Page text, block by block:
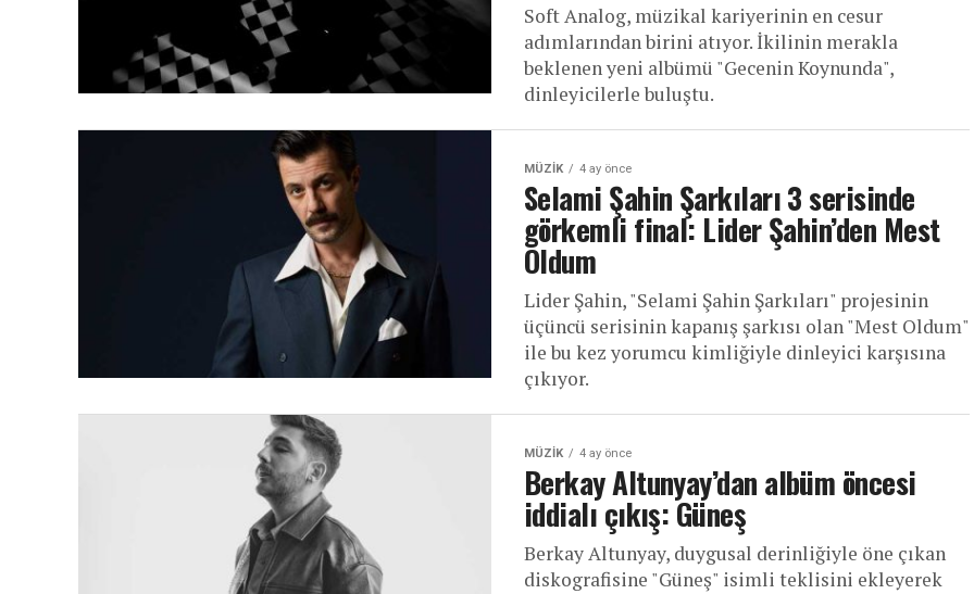
Soft Analog, müzikal kariyerinin en cesur
adımlarından birini atıyor. İkilinin merakla
beklenen yeni albümü "Gecenin Koynunda",
dinleyicilerle buluştu.
MÜZIK 4 ay önce
Selami Şahin Şarkıları 3 serisinde
görkemli final: Lider Şahin’den Mest
Oldum
Lider Şahin, "Selami Şahin Şarkıları" projesinin
üçüncü serisinin kapanış şarkısı olan "Mest Oldum"
ile bu kez yorumcu kimliğiyle dinleyici karşısına
çıkıyor.
MÜZIK 4 ay önce
Berkay Altunyay’dan albüm öncesi
iddialı çıkış: Güneş
Berkay Altunyay, duygusal derinliğiyle öne çıkan
diskografisine "Güneş" isimli teklisini ekleyerek